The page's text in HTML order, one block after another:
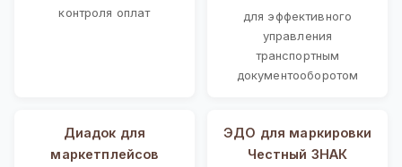
контроля оплат
для эффективного
управления
транспортным
документооборотом
Диадок для
маркетплейсов
ЭДО для маркировки
Честный ЗНАК